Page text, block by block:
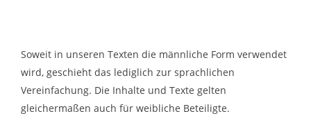
Soweit in unseren Texten die männliche Form verwendet
wird, geschieht das lediglich zur sprachlichen
Vereinfachung. Die Inhalte und Texte gelten
gleichermaßen auch für weibliche Beteiligte.